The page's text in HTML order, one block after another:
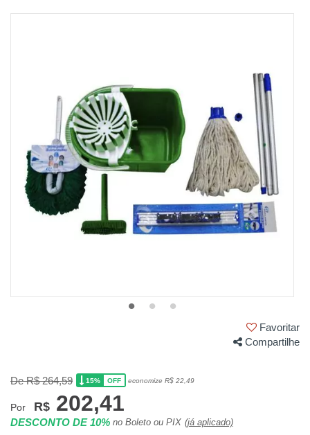
Favoritar
Compartilhe
De R$ 264,59 15% OFF economize R$ 22,49
Por R$ 202,41
DESCONTO DE 10% no Boleto ou PIX (já aplicado)